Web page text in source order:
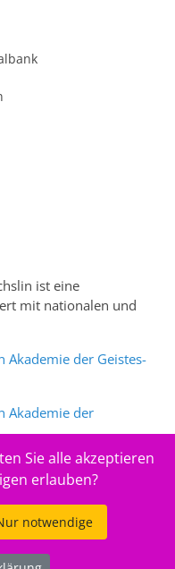
ist eine
mit nationalen und
Akademie der Geistes-
Akademie der
Portalswww.sciences-
Sie alle akzeptieren
erlauben?
notwendige